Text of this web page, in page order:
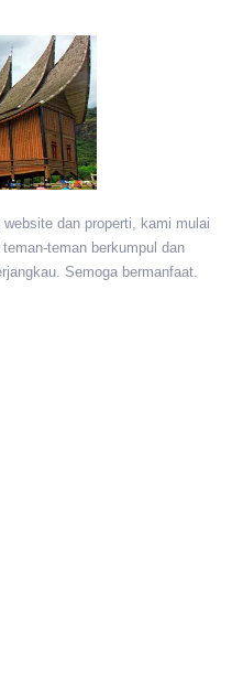
dan properti, kami mulai
teman berkumpul dan
Semoga bermanfaat.